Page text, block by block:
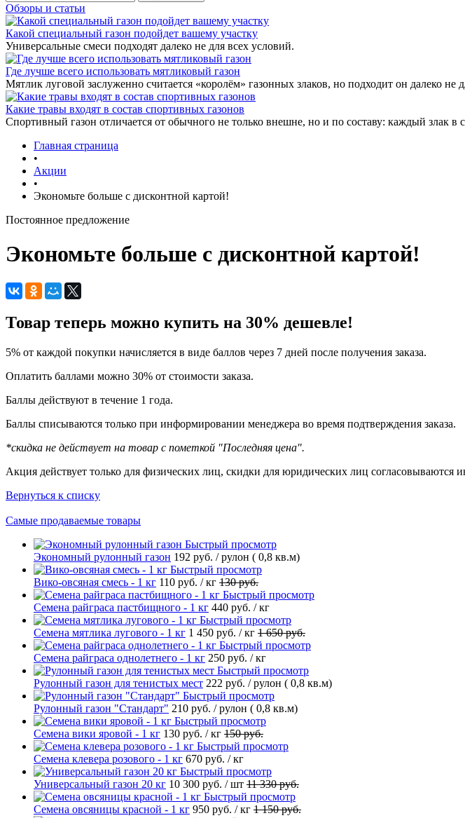
Обзоры и статьи
Какой специальный газон подойдет вашему участку
Универсальные смеси подходят далеко не для всех условий.
Где лучше всего использовать мятликовый газон
Мятлик луговой заслуженно считается «королём» газонных злаков, но подходит он далеко не
Какие травы входят в состав спортивных газонов
Спортивный газон отличается от обычного не только внешне, но и по составу: каждый злак в
Главная страница
•
Акции
•
Экономьте больше с дисконтной картой!
Постоянное предложение
Экономьте больше с дисконтной картой!
Товар теперь можно купить на 30% дешевле!
5% от каждой покупки начисляется в виде баллов через 7 дней после получения заказа.
Оплатить баллами можно 30% от стоимости заказа.
Баллы действуют в течение 1 года.
Баллы списываются только при информировании менеджера во время подтверждения заказа.
*скидка не действует на товар с пометкой "Последняя цена".
Акция действует только для физических лиц, скидки для юридических лиц согласовываются
Вернуться к списку
Самые продаваемые товары
Быстрый просмотр
Экономный рулонный газон 192 руб. / рулон ( 0,8 кв.м)
Быстрый просмотр
Вико-овсяная смесь - 1 кг 110 руб. / кг 130 руб.
Быстрый просмотр
Семена райграса пастбищного - 1 кг 440 руб. / кг
Быстрый просмотр
Семена мятлика лугового - 1 кг 1 450 руб. / кг 1 650 руб.
Быстрый просмотр
Семена райграса однолетнего - 1 кг 250 руб. / кг
Быстрый просмотр
Рулонный газон для тенистых мест 222 руб. / рулон ( 0,8 кв.м)
Быстрый просмотр
Рулонный газон "Стандарт" 210 руб. / рулон ( 0,8 кв.м)
Быстрый просмотр
Семена вики яровой - 1 кг 130 руб. / кг 150 руб.
Быстрый просмотр
Семена клевера розового - 1 кг 670 руб. / кг
Быстрый просмотр
Универсальный газон 20 кг 10 300 руб. / шт 11 330 руб.
Быстрый просмотр
Семена овсяницы красной - 1 кг 950 руб. / кг 1 150 руб.